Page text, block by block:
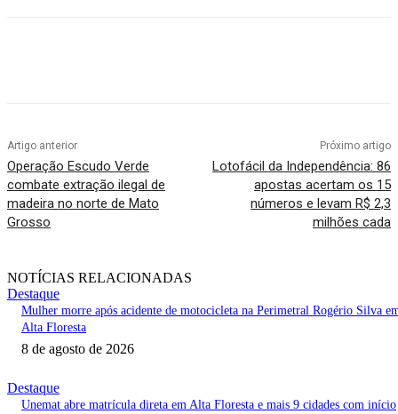
Artigo anterior
Operação Escudo Verde
combate extração ilegal de
madeira no norte de Mato
Grosso
Próximo artigo
Lotofácil da Independência: 86
apostas acertam os 15
números e levam R$ 2,3
milhões cada
NOTÍCIAS RELACIONADAS
Destaque
Mulher morre após acidente de motocicleta na Perimetral Rogério Silva
Alta Floresta
8 de agosto de 2026
Destaque
Unemat abre matrícula direta em Alta Floresta e mais 9 cidades com início